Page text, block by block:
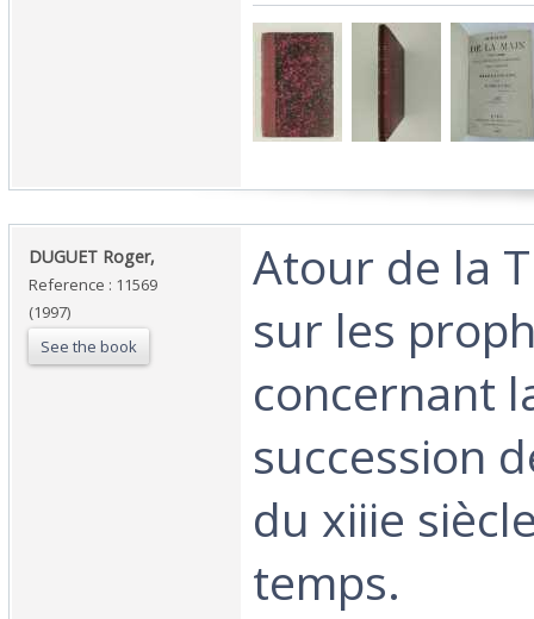
‎DUGUET Roger,‎
Reference : 11569
(1997)
See the book
‎Atour de la
sur les
concernant
succession
du xiiie
temps.‎